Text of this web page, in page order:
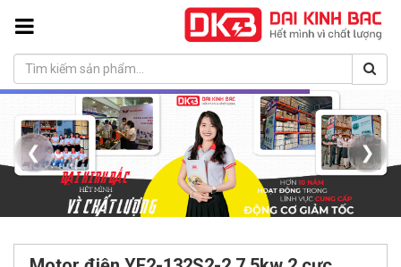
❮ ❯
Motor điện YE2-132S2-2 7.5kw 2 cực